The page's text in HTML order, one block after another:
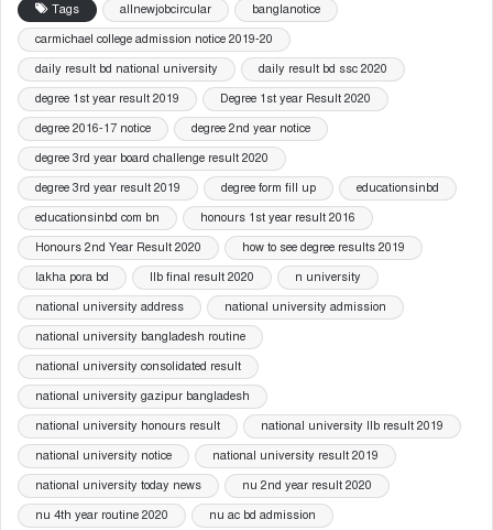
Tags allnewjobcircular banglanotice
carmichael college admission notice 2019-20
daily result bd national university daily result bd ssc 2020
degree 1st year result 2019 Degree 1st year Result 2020
degree 2016-17 notice degree 2nd year notice
degree 3rd year board challenge result 2020
degree 3rd year result 2019 degree form fill up educationsinbd
educationsinbd com bn honours 1st year result 2016
Honours 2nd Year Result 2020 how to see degree results 2019
lakha pora bd llb final result 2020 n university
national university address national university admission
national university bangladesh routine
national university consolidated result
national university gazipur bangladesh
national university honours result national university llb result 2019
national university notice national university result 2019
national university today news nu 2nd year result 2020
nu 4th year routine 2020 nu ac bd admission